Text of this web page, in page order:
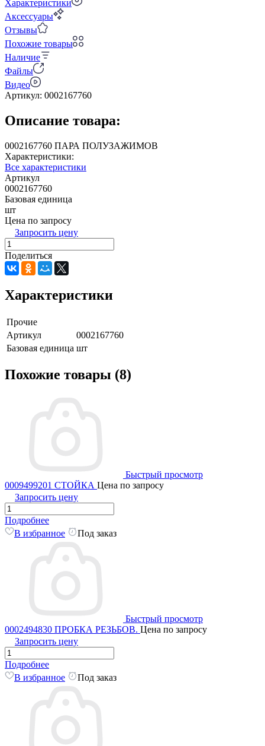
Характеристики
Аксессуары
Отзывы
Похожие товары
Наличие
Файлы
Видео
Артикул: 0002167760
Описание товара:
0002167760 ПАРА ПОЛУЗАЖИМОВ
Характеристики:
Все характеристики
Артикул
0002167760
Базовая единица
шт
Цена по запросу
Запросить цену
Поделиться
Характеристики
Прочие
Артикул
0002167760
Базовая единица шт
Похожие товары (8)
Быстрый просмотр
0009499201 СТОЙКА Цена по запросу
Запросить цену
Подробнее
В избранное
Под заказ
Быстрый просмотр
0002494830 ПРОБКА РЕЗЬБОВ. Цена по запросу
Запросить цену
Подробнее
В избранное
Под заказ